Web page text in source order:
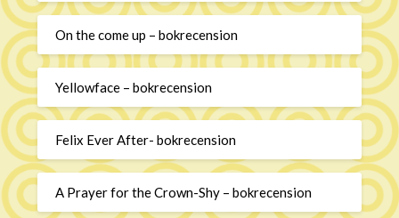
On the come up – bokrecension
Yellowface – bokrecension
Felix Ever After- bokrecension
A Prayer for the Crown-Shy – bokrecension